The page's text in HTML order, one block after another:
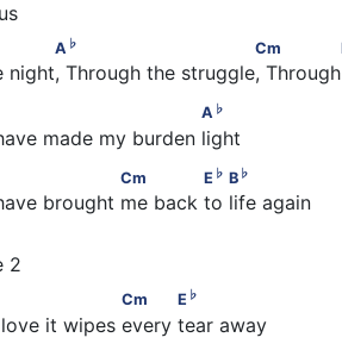
♭ Cm
A ♭ Cm
night, Through the struggle,
A ♭
made my burden light
E♭ B
Cm E ♭ B ♭
brought me back to life again
E
Cm E ♭
love it wipes every tear away